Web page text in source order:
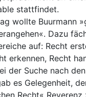
stattfindet.
wollte Buurmann
Dazu
auf: Recht
erkennen, Recht
der Suche nach den
es Gelegenheit,
Recht« Reverenz